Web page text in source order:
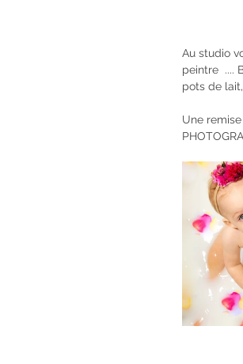
Au studio
peintre  ....
pots de
Une